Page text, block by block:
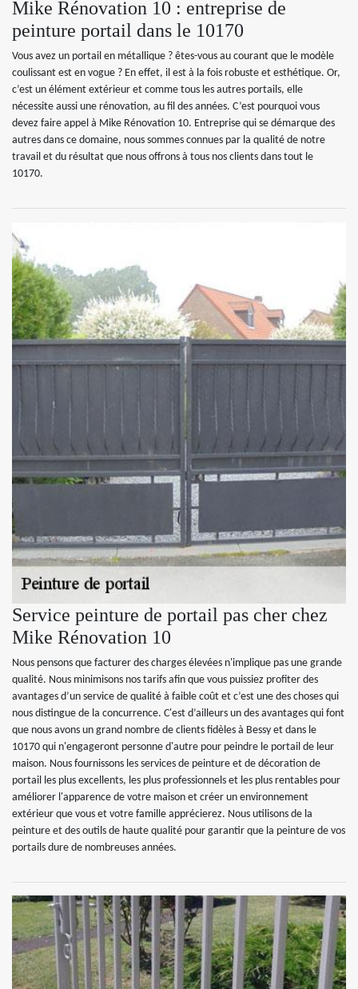
Mike Rénovation 10 : entreprise de
peinture portail dans le 10170
Vous avez un portail en métallique ? êtes-vous au courant que le modèle
coulissant est en vogue ? En effet, il est à la fois robuste et esthétique. Or,
c’est un élément extérieur et comme tous les autres portails, elle
nécessite aussi une rénovation, au fil des années. C’est pourquoi vous
devez faire appel à Mike Rénovation 10. Entreprise qui se démarque des
autres dans ce domaine, nous sommes connues par la qualité de notre
travail et du résultat que nous offrons à tous nos clients dans tout le
10170.
Service peinture de portail pas cher chez
Mike Rénovation 10
Nous pensons que facturer des charges élevées n'implique pas une grande
qualité. Nous minimisons nos tarifs afin que vous puissiez profiter des
avantages d’un service de qualité à faible coût et c’est une des choses qui
nous distingue de la concurrence. C'est d’ailleurs un des avantages qui font
que nous avons un grand nombre de clients fidèles à Bessy et dans le
10170 qui n'engageront personne d'autre pour peindre le portail de leur
maison. Nous fournissons les services de peinture et de décoration de
portail les plus excellents, les plus professionnels et les plus rentables pour
améliorer l'apparence de votre maison et créer un environnement
extérieur que vous et votre famille apprécierez. Nous utilisons de la
peinture et des outils de haute qualité pour garantir que la peinture de vos
portails dure de nombreuses années.